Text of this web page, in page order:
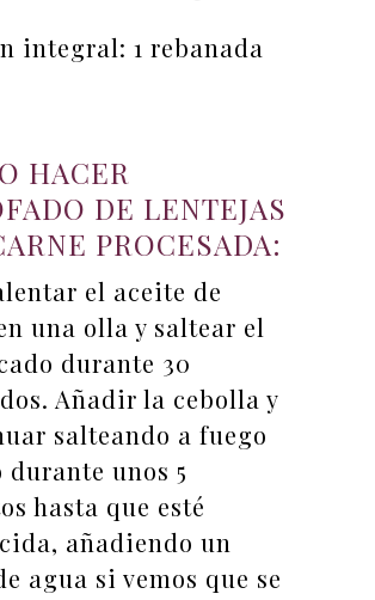
integral: 1 rebanada
HACER
DE LENTEJAS
PROCESADA:
el aceite de
una olla y saltear el
durante 30
Añadir la cebolla y
salteando a fuego
durante unos 5
hasta que esté
añadiendo un
agua si vemos que se